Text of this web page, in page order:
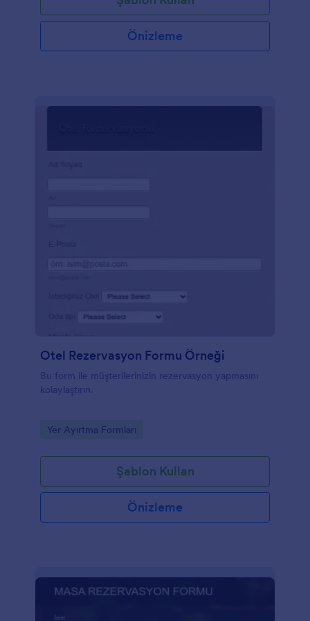
Önizleme
Otel Rezervasyon Formu Örneği
Bu form ile müşterilerinizin rezervasyon yapmasını
kolaylaştırın.
Go to Category:
Yer Ayırtma Formları
Şablon Kullan
Önizleme